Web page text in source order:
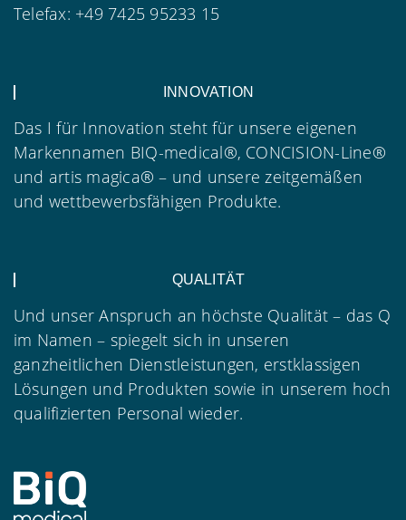
Telefax: +49 7425 95233 15
INNOVATION
Das I für Innovation steht für unsere eigenen
Markennamen BIQ-medical®, CONCISION-Line®
und artis magica® – und unsere zeitgemäßen
und wettbewerbsfähigen Produkte.
QUALITÄT
Und unser Anspruch an höchste Qualität – das Q
im Namen – spiegelt sich in unseren
ganzheitlichen Dienstleistungen, erstklassigen
Lösungen und Produkten sowie in unserem hoch
qualifizierten Personal wieder.